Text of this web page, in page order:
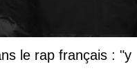
le rap français : "y